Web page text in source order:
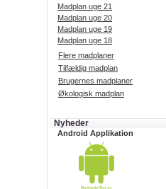
Madplan uge 21
Madplan uge 20
Madplan uge 19
Madplan uge 18
Flere madplaner
Tilfældig madplan
Brugernes madplaner
Økologisk madplan
Nyheder
Android Applikation